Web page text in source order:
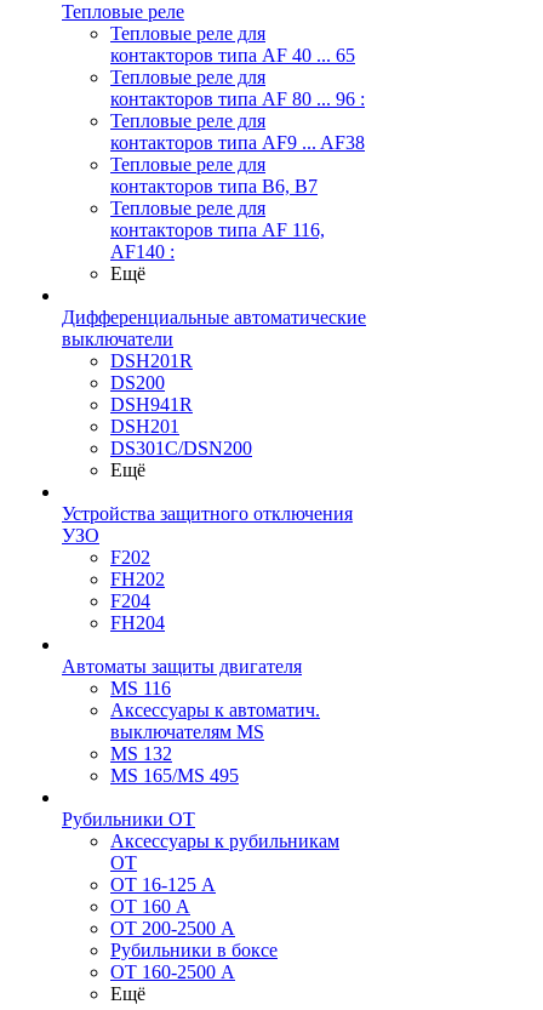
Тепловые реле
Тепловые реле для
контакторов типа AF 40 ... 65
Тепловые реле для
контакторов типа AF 80 ... 96 :
Тепловые реле для
контакторов типа AF9 ... AF38
Тепловые реле для
контакторов типа В6, В7
Тепловые реле для
контакторов типа AF 116,
AF140 :
Ещё
Дифференциальные автоматические
выключатели
DSH201R
DS200
DSH941R
DSH201
DS301C/DSN200
Ещё
Устройства защитного отключения
УЗО
F202
FH202
F204
FH204
Автоматы защиты двигателя
MS 116
Аксессуары к автоматич.
выключателям MS
MS 132
MS 165/MS 495
Рубильники ОТ
Аксессуары к рубильникам
OT
OT 16-125 А
OT 160 А
OT 200-2500 А
Рубильники в боксе
OT 160-2500 А
Ещё